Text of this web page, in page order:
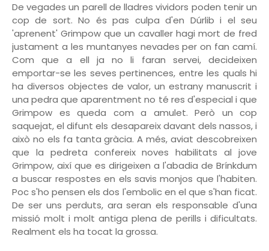
De vegades un parell de lladres vividors poden tenir un
cop de sort. No és pas culpa d'en Dúrlib i el seu
'aprenent' Grimpow que un cavaller hagi mort de fred
justament a les muntanyes nevades per on fan camí.
Com que a ell ja no li faran servei, decideixen
emportar-se les seves pertinences, entre les quals hi
ha diversos objectes de valor, un estrany manuscrit i
una pedra que aparentment no té res d'especial i que
Grimpow es queda com a amulet. Però un cop
saquejat, el difunt els desapareix davant dels nassos, i
això no els fa tanta gràcia. A més, aviat descobreixen
que la pedreta confereix noves habilitats al jove
Grimpow, així que es dirigeixen a l'abadia de Brínkdum
a buscar respostes en els savis monjos que l'habiten.
Poc s'ho pensen els dos l'embolic en el que s'han ficat.
De ser uns perduts, ara seran els responsable d'una
missió molt i molt antiga plena de perills i dificultats.
Realment els ha tocat la grossa.